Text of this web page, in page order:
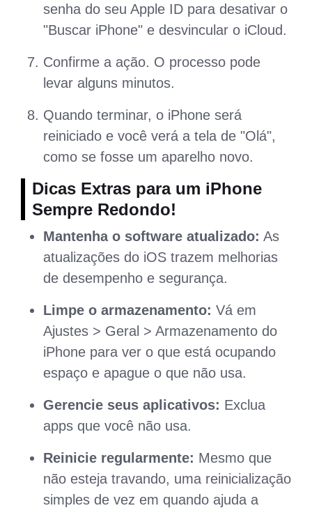
senha do seu Apple ID para desativar o
"Buscar iPhone" e desvincular o iCloud.
Confirme a ação. O processo pode
levar alguns minutos.
Quando terminar, o iPhone será
reiniciado e você verá a tela de "Olá",
como se fosse um aparelho novo.
Dicas Extras para um iPhone
Sempre Redondo!
Mantenha o software atualizado: As
atualizações do iOS trazem melhorias
de desempenho e segurança.
Limpe o armazenamento: Vá em
Ajustes > Geral > Armazenamento do
iPhone para ver o que está ocupando
espaço e apague o que não usa.
Gerencie seus aplicativos: Exclua
apps que você não usa.
Reinicie regularmente: Mesmo que
não esteja travando, uma reinicialização
simples de vez em quando ajuda a